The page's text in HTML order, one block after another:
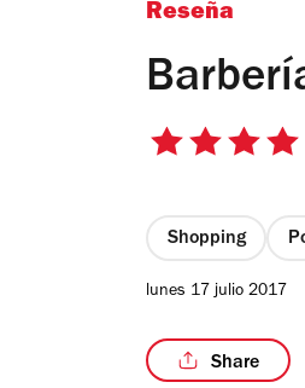
Reseña
4
Shopping
lunes 17 julio 2017
Share